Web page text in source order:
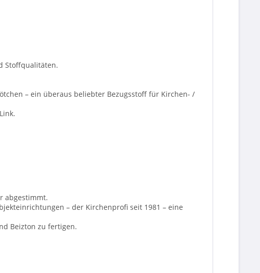
Stoffqualitäten.
– ein überaus beliebter Bezugsstoff für Kirchen- /
abgestimmt.
– der Kirchenprofi seit 1981 – eine
Beizton zu fertigen.